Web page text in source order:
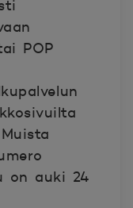
POP
on auki 24